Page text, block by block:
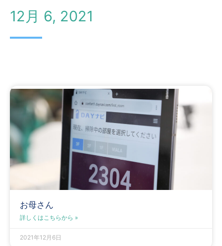
12月 6, 2021
お母さん
詳しくはこちらから »
2021年12月6日